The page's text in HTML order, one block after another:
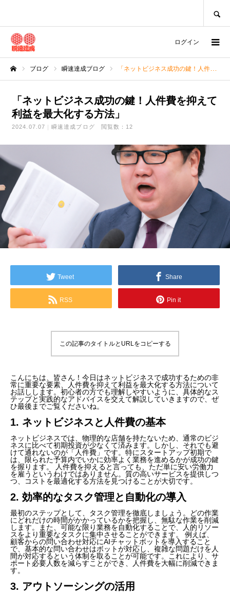
ログイン
ブログ 瞬速達成ブログ 「ネットビジネス成功の鍵！人件費を抑えて利益を最大化する方法」
「ネットビジネス成功の鍵！人件費を抑えて
利益を最大化する方法」
2024.07.07 瞬速達成ブログ 閲覧数：12
Tweet Share
RSS Pin it
この記事のタイトルとURLをコピーする
こんにちは、皆さん！今日はネットビジネスで成功するための非
常に重要な要素、人件費を抑えて利益を最大化する方法について
お話しします。初心者の方でも理解しやすいように、具体的なス
テップと実践的なアドバイスを交えて解説していきますので、ぜ
ひ最後までご覧くださいね。
1. ネットビジネスと人件費の基本
ネットビジネスでは、物理的な店舗を持たないため、通常のビジ
ネスに比べて初期投資が少なくて済みます。しかし、それでも避
けて通れないのが「人件費」です。特にスタートアップ初期で
は、限られた予算内でいかに効率よく業務を進めるかが成功の鍵
を握ります。 人件費を抑えると言っても、ただ単に安い労働力
を雇うというわけではありません。質の高いサービスを提供しつ
つ、コストを最適化する方法を見つけることが大切です。
2. 効率的なタスク管理と自動化の導入
最初のステップとして、タスク管理を徹底しましょう。どの作業
にどれだけの時間がかかっているかを把握し、無駄な作業を削減
します。また、可能な限り業務を自動化することで、人的リソー
スをより重要なタスクに集中させることができます。 例えば、
顧客からの問い合わせ対応にAIチャットボットを導入すること
で、基本的な問い合わせはボットが対応し、複雑な問題だけを人
間が対応するという体制を取ることが可能です。これにより、サ
ポート必要人数を減らすことができ、人件費を大幅に削減できま
す。
3. アウトソーシングの活用